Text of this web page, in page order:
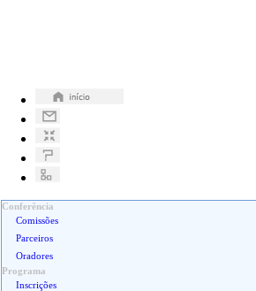
Conferência
Comissões
Parceiros
Oradores
Programa
Inscrições